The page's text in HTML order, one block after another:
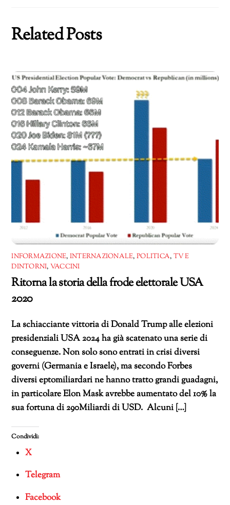
Related Posts
INFORMAZIONE, INTERNAZIONALE, POLITICA, TV E
DINTORNI, VACCINI
Ritorna la storia della frode elettorale USA
2020
La schiacciante vittoria di Donald Trump alle elezioni
presidenziali USA 2024 ha già scatenato una serie di
conseguenze. Non solo sono entrati in crisi diversi
governi (Germania e Israele), ma secondo Forbes
diversi eptomiliardari ne hanno tratto grandi guadagni,
in particolare Elon Mask avrebbe aumentato del 10% la
sua fortuna di 290Miliardi di USD. Alcuni […]
Condividi:
X
Telegram
Facebook